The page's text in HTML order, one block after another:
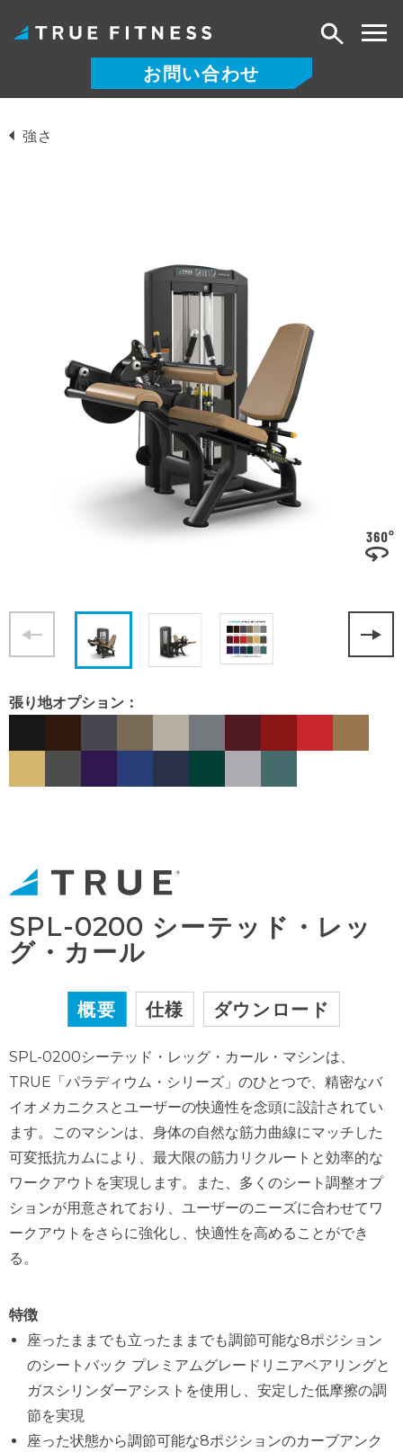
ン
お問い合わせ
検
強さ
張り地オプション：
SPL-0200 シーテッド・レッ
グ・カール
概要 仕様 ダウンロード
SPL-0200シーテッド・レッグ・カール・マシンは、
TRUE「パラディウム・シリーズ」のひとつで、精密なバ
イオメカニクスとユーザーの快適性を念頭に設計されてい
ます。このマシンは、身体の自然な筋力曲線にマッチした
可変抵抗カムにより、最大限の筋力リクルートと効率的な
ワークアウトを実現します。また、多くのシート調整オプ
ションが用意されており、ユーザーのニーズに合わせてワ
ークアウトをさらに強化し、快適性を高めることができ
る。
特徴
座ったままでも立ったままでも調節可能な8ポジション
のシートバック プレミアムグレードリニアベアリングと
ガスシリンダーアシストを使用し、安定した低摩擦の調
節を実現
座った状態から調節可能な8ポジションのカーブアンク